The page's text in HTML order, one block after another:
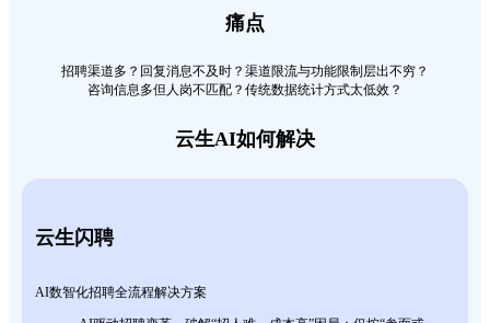
痛点
招聘渠道多？回复消息不及时？渠道限流与功能限制层出不穷？
咨询信息多但人岗不匹配？传统数据统计方式太低效？
云生AI如何解决
云生闪聘
AI数智化招聘全流程解决方案